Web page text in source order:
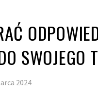
SWOJEGO
2024